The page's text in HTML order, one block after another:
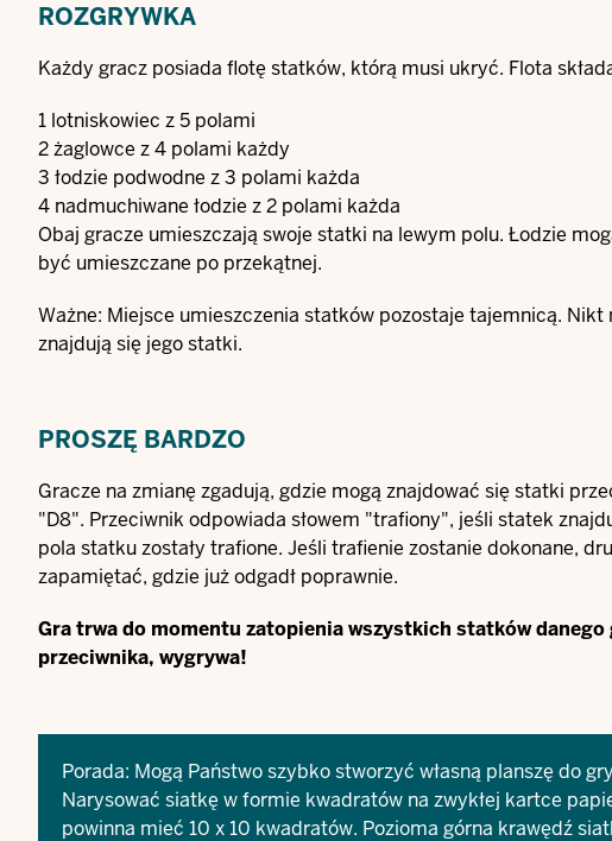
ROZGRYWKA
Każdy gracz posiada flotę statków, którą musi ukryć. Flota
1 lotniskowiec z 5 polami
2 żaglowce z 4 polami każdy
3 łodzie podwodne z 3 polami każda
4 nadmuchiwane łodzie z 2 polami każda
Obaj gracze umieszczają swoje statki na lewym polu. Łodzie
być umieszczane po przekątnej.
Ważne: Miejsce umieszczenia statków pozostaje tajemnicą.
znajdują się jego statki.
PROSZĘ BARDZO
Gracze na zmianę zgadują, gdzie mogą znajdować się statki
"D8". Przeciwnik odpowiada słowem "trafiony", jeśli statek
pola statku zostały trafione. Jeśli trafienie zostanie dokonane,
zapamiętać, gdzie już odgadł poprawnie.
Gra trwa do momentu zatopienia wszystkich statków
przeciwnika, wygrywa!
Porada: Mogą Państwo szybko stworzyć własną planszę do gry
Narysować siatkę w formie kwadratów na zwykłej kartce
powinna mieć 10 x 10 kwadratów. Pozioma górna krawędź